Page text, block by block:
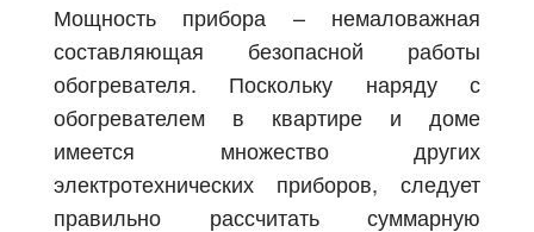
Мощность прибора – немаловажная
составляющая безопасной работы
обогревателя. Поскольку наряду с
обогревателем в квартире и доме
имеется множество других
электротехнических приборов, следует
правильно рассчитать суммарную